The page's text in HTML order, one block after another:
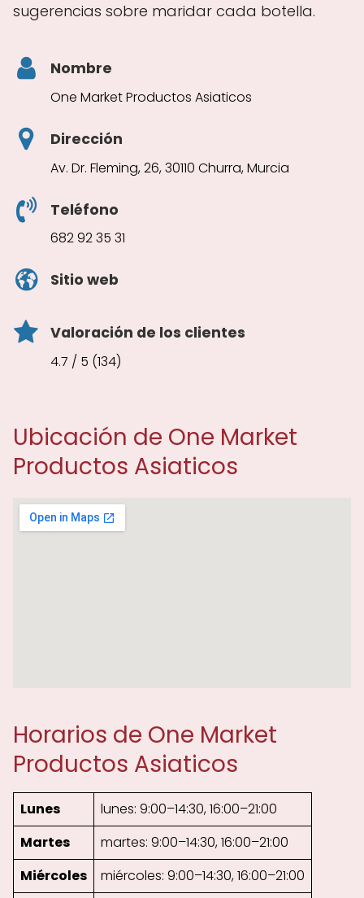
sugerencias sobre maridar cada botella.
Nombre
One Market Productos Asiaticos
Dirección
Av. Dr. Fleming, 26, 30110 Churra, Murcia
Teléfono
682 92 35 31
Sitio web
Valoración de los clientes
4.7 / 5 (134)
Ubicación de One Market
Productos Asiaticos
Horarios de One Market
Productos Asiaticos
Lunes
lunes: 9:00–14:30, 16:00–21:00
Martes
martes: 9:00–14:30, 16:00–21:00
Miércoles
miércoles: 9:00–14:30, 16:00–21:00